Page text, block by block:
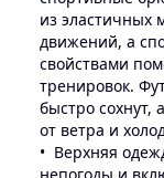
из эластичных
движений, а
свойствами
тренировок.
быстро
от ветра и
Верхняя